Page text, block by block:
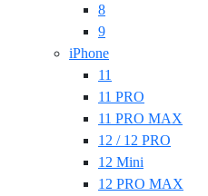
8
9
iPhone
11
11 PRO
11 PRO MAX
12 / 12 PRO
12 Mini
12 PRO MAX